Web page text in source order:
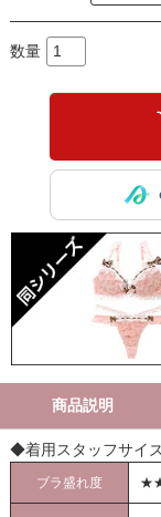
商品説明
◆着用スタッフサイ
ブラ盛れ度